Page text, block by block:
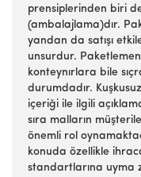
prensiplerinden biri
(ambalajlama)dır.
yandan da satışı
unsurdur.
konteynırlara bile
durumdadır.
içeriği ile ilgili
sıra malların
önemli rol
konuda özellikle
standartlarına uyma